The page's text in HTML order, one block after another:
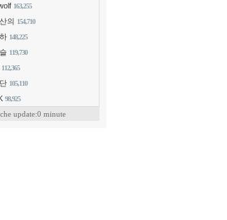
163,255
의 154,710
148,225
119,730
112,365
105,110
98,925
update:0 minute